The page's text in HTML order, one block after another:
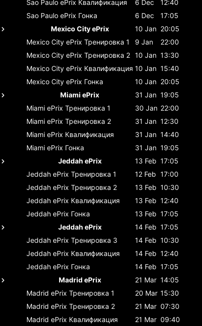
Sao Paulo ePrix Квалификация 6 Dec
12:40
Sao Paulo ePrix Гонка 6 Dec
17:05
Mexico City ePrix
10 Jan 20:05
Mexico City ePrix Тренировка 1 9 Jan
22:00
Mexico City ePrix Тренировка 2 10 Jan 13:30
Mexico City ePrix Квалификация 10 Jan 15:40
Mexico City ePrix Гонка 10 Jan 20:05
Miami ePrix
31 Jan 19:05
Miami ePrix Тренировка 1 30 Jan 22:00
Miami ePrix Тренировка 2 31 Jan 12:30
Miami ePrix Квалификация 31 Jan 14:40
Miami ePrix Гонка 31 Jan 19:05
Jeddah ePrix
13 Feb 17:05
Jeddah ePrix Тренировка 1 12 Feb 17:00
Jeddah ePrix Тренировка 2 13 Feb 10:30
Jeddah ePrix Квалификация 13 Feb 12:40
Jeddah ePrix Гонка 13 Feb 17:05
Jeddah ePrix
14 Feb 17:05
Jeddah ePrix Тренировка 3 14 Feb 10:30
Jeddah ePrix Квалификация 14 Feb 12:40
Jeddah ePrix Гонка 14 Feb 17:05
Madrid ePrix
21 Mar 14:05
Madrid ePrix Тренировка 1 20 Mar 15:30
Madrid ePrix Тренировка 2 21 Mar 07:30
Madrid ePrix Квалификация 21 Mar 09:40